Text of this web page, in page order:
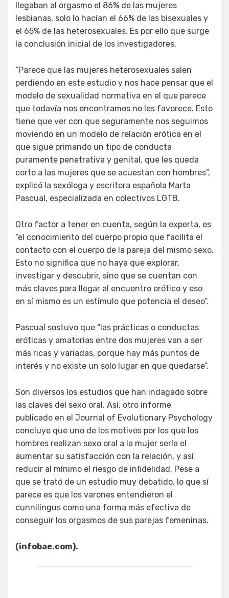
llegaban al orgasmo el 86% de las mujeres
lesbianas, solo lo hacían el 66% de las bisexuales y
el 65% de las heterosexuales. Es por ello que surge
la conclusión inicial de los investigadores.
“Parece que las mujeres heterosexuales salen
perdiendo en este estudio y nos hace pensar que el
modelo de sexualidad normativa en el que parece
que todavía nos encontramos no les favorece. Esto
tiene que ver con que seguramente nos seguimos
moviendo en un modelo de relación erótica en el
que sigue primando un tipo de conducta
puramente penetrativa y genital, que les queda
corto a las mujeres que se acuestan con hombres”,
explicó la sexóloga y escritora española Marta
Pascual, especializada en colectivos LGTB.
Otro factor a tener en cuenta, según la experta, es
“el conocimiento del cuerpo propio que facilita el
contacto con el cuerpo de la pareja del mismo sexo.
Esto no significa que no haya que explorar,
investigar y descubrir, sino que se cuentan con
más claves para llegar al encuentro erótico y eso
en sí mismo es un estímulo que potencia el deseo”.
Pascual sostuvo que “las prácticas o conductas
eróticas y amatorias entre dos mujeres van a ser
más ricas y variadas, porque hay más puntos de
interés y no existe un solo lugar en que quedarse”.
Son diversos los estudios que han indagado sobre
las claves del sexo oral. Así, otro informe
publicado en el Journal of Evolutionary Psychology
concluye que uno de los motivos por los que los
hombres realizan sexo oral a la mujer sería el
aumentar su satisfacción con la relación, y así
reducir al mínimo el riesgo de infidelidad. Pese a
que se trató de un estudio muy debatido, lo que sí
parece es que los varones entendieron el
cunnilingus como una forma más efectiva de
conseguir los orgasmos de sus parejas femeninas.
(infobae.com).